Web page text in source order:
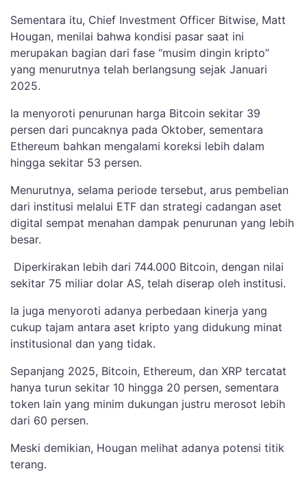
Sementara itu, Chief Investment Officer Bitwise, Matt
Hougan, menilai bahwa kondisi pasar saat ini
merupakan bagian dari fase “musim dingin kripto”
yang menurutnya telah berlangsung sejak Januari
2025.
Ia menyoroti penurunan harga Bitcoin sekitar 39
persen dari puncaknya pada Oktober, sementara
Ethereum bahkan mengalami koreksi lebih dalam
hingga sekitar 53 persen.
Menurutnya, selama periode tersebut, arus pembelian
dari institusi melalui ETF dan strategi cadangan aset
digital sempat menahan dampak penurunan yang lebih
besar.
Diperkirakan lebih dari 744.000 Bitcoin, dengan nilai
sekitar 75 miliar dolar AS, telah diserap oleh institusi.
Ia juga menyoroti adanya perbedaan kinerja yang
cukup tajam antara aset kripto yang didukung minat
institusional dan yang tidak.
Sepanjang 2025, Bitcoin, Ethereum, dan XRP tercatat
hanya turun sekitar 10 hingga 20 persen, sementara
token lain yang minim dukungan justru merosot lebih
dari 60 persen.
Meski demikian, Hougan melihat adanya potensi titik
terang.